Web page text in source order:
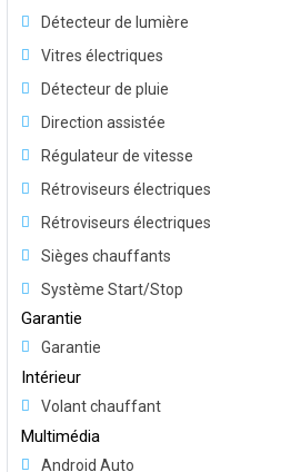
Détecteur de lumière
Vitres électriques
Détecteur de pluie
Direction assistée
Régulateur de vitesse
Rétroviseurs électriques
Rétroviseurs électriques
Sièges chauffants
Système Start/Stop
Garantie
Garantie
Intérieur
Volant chauffant
Multimédia
Android Auto